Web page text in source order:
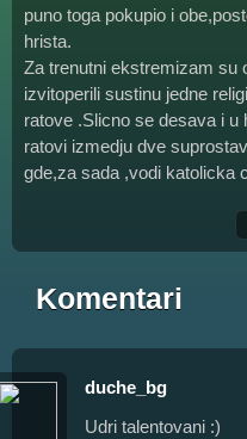
puno toga pokupio i
hrista.
Za trenutni ekstremizam su
izvitoperili sustinu jedne
ratove .Slicno se desava i
ratovi izmedju dve
gde,za sada ,vodi katolicka
Komentari
duche_bg
Udri talentovani :)